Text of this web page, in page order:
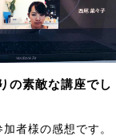
の素敵な講座でし
者様の感想です。